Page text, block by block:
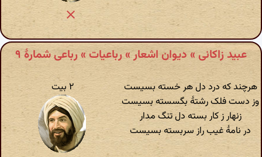
عبید زاکانی » دیوان اشعار » رباعیات » رباعی شمارهٔ ۹
هرچند که درد دل هر خسته بسیست
وز دست فلک رشتهٔ بگسسته بسیست
زنهار ز کار بسته دل تنگ مدار
در نامهٔ غیب راز سربسته بسیست
۲ بیت